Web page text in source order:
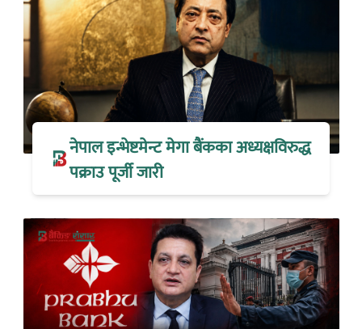
नेपाल इन्भेष्टमेन्ट मेगा बैंकका अध्यक्षविरुद्ध
पक्राउ पूर्जी जारी